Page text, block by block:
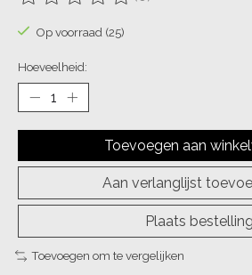
De beoordeling van dit product is
Op voorraad (25)
Hoeveelheid:
Toevoegen aan
Aan verlanglijst
Plaats bestelling
Toevoegen om te vergelijken